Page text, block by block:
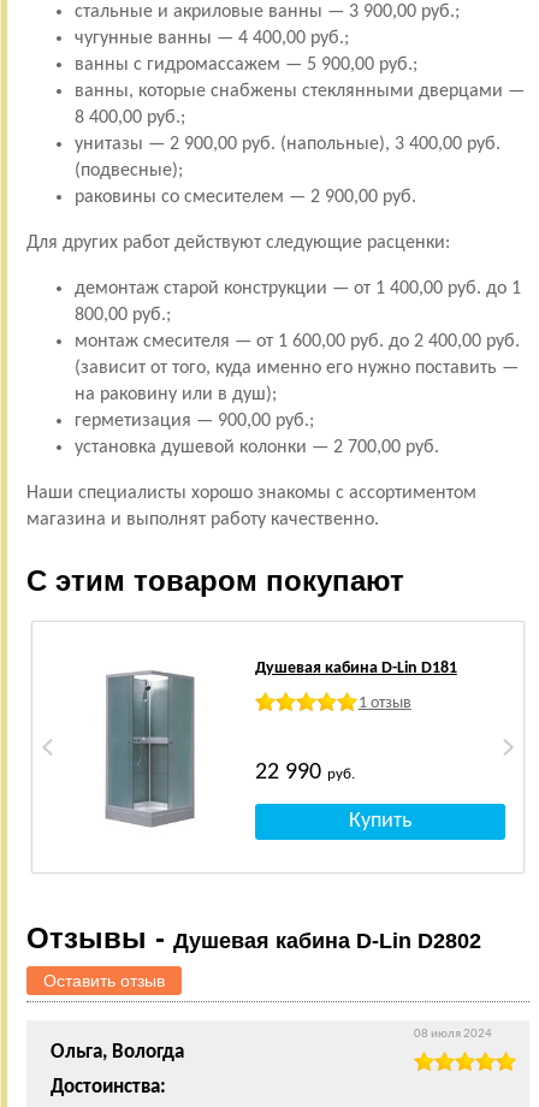
стальные и акриловые ванны — 3 900,00 руб.;
чугунные ванны — 4 400,00 руб.;
ванны с гидромассажем — 5 900,00 руб.;
ванны, которые снабжены стеклянными дверцами —
8 400,00 руб.;
унитазы — 2 900,00 руб. (напольные), 3 400,00 руб.
(подвесные);
раковины со смесителем — 2 900,00 руб.
Для других работ действуют следующие расценки:
демонтаж старой конструкции — от 1 400,00 руб. до 1
800,00 руб.;
монтаж смесителя — от 1 600,00 руб. до 2 400,00 руб.
(зависит от того, куда именно его нужно поставить —
на раковину или в душ);
герметизация — 900,00 руб.;
установка душевой колонки — 2 700,00 руб.
Наши специалисты хорошо знакомы с ассортиментом
магазина и выполнят работу качественно.
С этим товаром покупают
Душевая кабина D-Lin D181
1 отзыв
22 990 руб.
Отзывы - Душевая кабина D-Lin D2802
Оставить отзыв
Ольга, Вологда
Достоинства:
08 июля 2024